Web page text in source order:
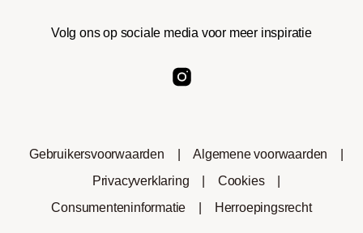
Volg ons op sociale media voor meer inspiratie
Gebruikersvoorwaarden Algemene voorwaarden
Privacyverklaring
Cookies
Consumenteninformatie
Herroepingsrecht